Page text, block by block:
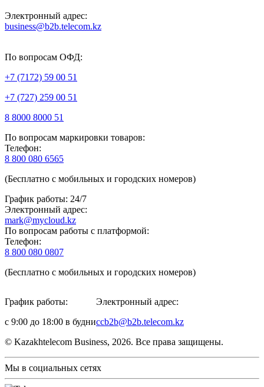
Электронный адрес:
business@b2b.telecom.kz
По вопросам ОФД:
+7 (7172) 59 00 51
+7 (727) 259 00 51
8 8000 8000 51
По вопросам маркировки товаров:
Телефон:
8 800 080 6565
(Бесплатно с мобильных и городских номеров)
График работы: 24/7
Электронный адрес:
mark@mycloud.kz
По вопросам работы с платформой:
Телефон:
8 800 080 0807
(Бесплатно с мобильных и городских номеров)
График работы:
с 9:00 до 18:00 в будни
Электронный адрес:
ccb2b@b2b.telecom.kz
© Kazakhtelecom Business, 2026. Все права защищены.
Мы в социальных сетях